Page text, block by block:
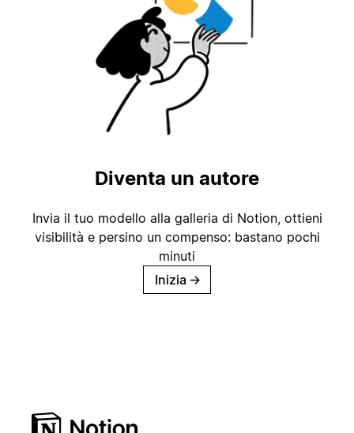
Diventa un autore
Invia il tuo modello alla galleria di Notion, ottieni
visibilità e persino un compenso: bastano pochi
minuti
Inizia →